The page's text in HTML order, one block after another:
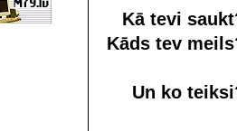
Kā tevi
Kāds tev
Un ko